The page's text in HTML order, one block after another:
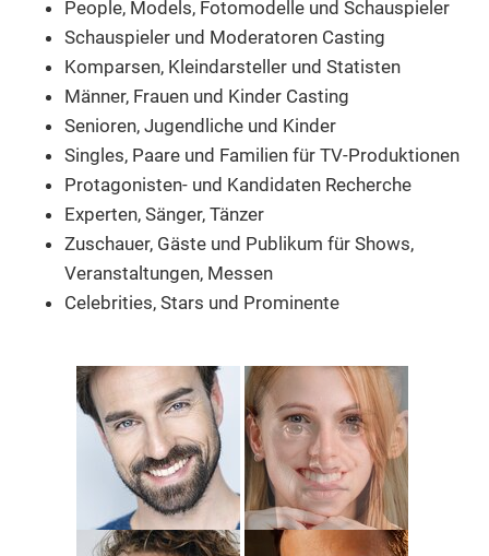
People, Models, Fotomodelle und Schauspieler
Schauspieler und Moderatoren Casting
Komparsen, Kleindarsteller und Statisten
Männer, Frauen und Kinder Casting
Senioren, Jugendliche und Kinder
Singles, Paare und Familien für TV-Produktionen
Protagonisten- und Kandidaten Recherche
Experten, Sänger, Tänzer
Zuschauer, Gäste und Publikum für Shows,
Veranstaltungen, Messen
Celebrities, Stars und Prominente